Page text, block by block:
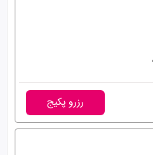
رزرو پکیج